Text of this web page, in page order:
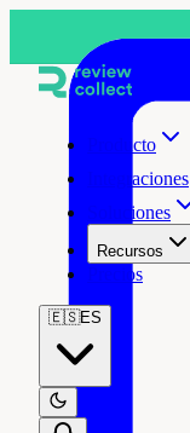
Producto
Integraciones
Soluciones
Recursos
Precios
🇪🇸ES